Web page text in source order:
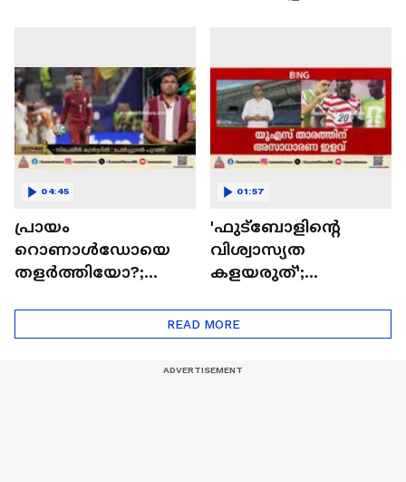
അന്റോണെല്ലയും
പ്രായം
റൊണാൾഡോയെ
തളർത്തിയോ?;
താരത്തിന്റെ
04:45
'ഫുട്‌ബോളിന്റെ
വിശ്വാസ്യത
കളയരുത്';
രൂക്ഷ
വിമർശനവുമായി
01:57
READ MORE